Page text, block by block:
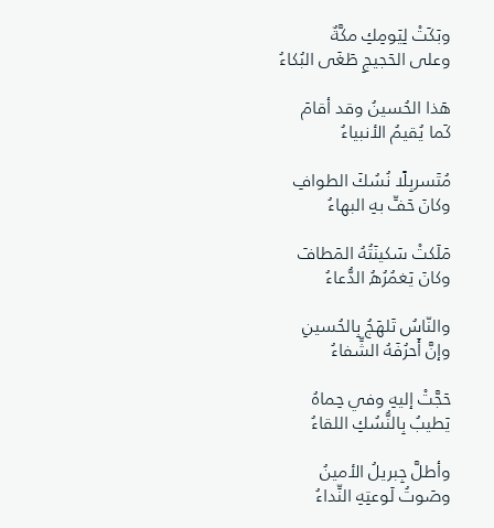
وبَكَتْ لِيَومِكِ مكَّةٌ
وعلى الحَجيجِ طَغَى البُكاءُ
هَذا الحُسينُ وقد أقامَ
كَما يُقيمُ الأنبياءُ
مُتَسربِلًا نُسُكَ الطوافِ
وكانَ حَفِّ بهِ البهاءُ
مَلَكتْ سَكينَتُهُ المَطافَ
وكانَ يَغمُرُهُ الدُّعاءُ
والنّاسُ تَلهَجُ بِالحُسينِ
وإنَّ أَحرُفَهُ الشِّفاءُ
حَجَّتْ إليهِ وفي حِماهُ
يَطيبُ بِالنُّسُكِ اللقاءُ
وأطلَّ جِبريلُ الأمينُ
وصَوتُ لَوعتِهِ النِّداءُ